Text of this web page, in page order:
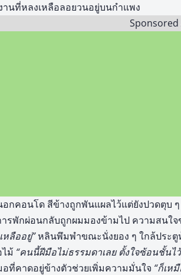
านที่หลงเหลือลอยวนอยู่บนกำแพง
Sponsored
กคอนโด สีข้างถูกพันแผลไว้แต่ยังปวดตุบ
ารพักผ่อนกลับถูกผมมองข้ามไป ความสนใ
ลืออยู่”หลินพึมพำขณะนั่งยอง ๆ ใกล้ประตู
ไม้ “คนนี้ฝีมือไม่ธรรมดาเลย ตั้งใจซ้อนชั้น
ที่คาดอยู่ข้างตัวช่วยเพิ่มความมั่นใจ “ก็เห